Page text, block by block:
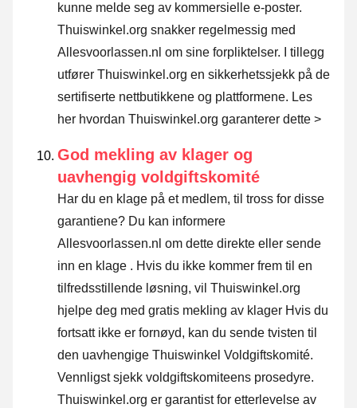
kunne melde seg av kommersielle e-poster.
Thuiswinkel.org snakker regelmessig med
Allesvoorlassen.nl om sine forpliktelser. I tillegg
utfører Thuiswinkel.org en sikkerhetssjekk på de
sertifiserte nettbutikkene og plattformene. Les
her hvordan Thuiswinkel.org garanterer dette >
God mekling av klager og
uavhengig voldgiftskomité
Har du en klage på et medlem, til tross for disse
garantiene? Du kan informere
Allesvoorlassen.nl om dette direkte eller sende
inn en klage . Hvis du ikke kommer frem til en
tilfredsstillende løsning, vil Thuiswinkel.org
hjelpe deg med gratis mekling av klager Hvis du
fortsatt ikke er fornøyd, kan du sende tvisten til
den uavhengige Thuiswinkel Voldgiftskomité.
Vennligst sjekk voldgiftskomiteens prosedyre.
Thuiswinkel.org er garantist for etterlevelse av